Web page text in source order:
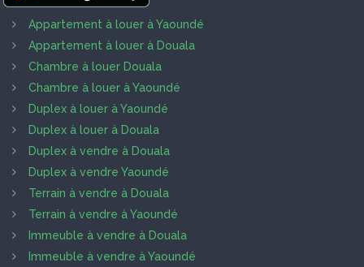
Appartement à louer à Yaoundé
Appartement à louer à Douala
Chambre à louer Douala
Chambre à louer à Yaoundé
Duplex à louer à Yaoundé
Duplex à louer à Douala
Duplex à vendre à Douala
Duplex à vendre Yaoundé
Terrain à vendre à Douala
Terrain à vendre à Yaoundé
Immeuble à vendre à Douala
Immeuble à vendre à Yaoundé